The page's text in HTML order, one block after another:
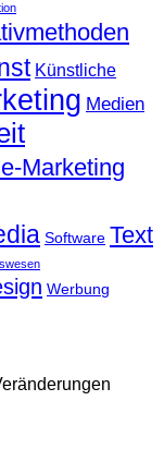
Künstliche
Medien
Marketing
Software Text
Werbung